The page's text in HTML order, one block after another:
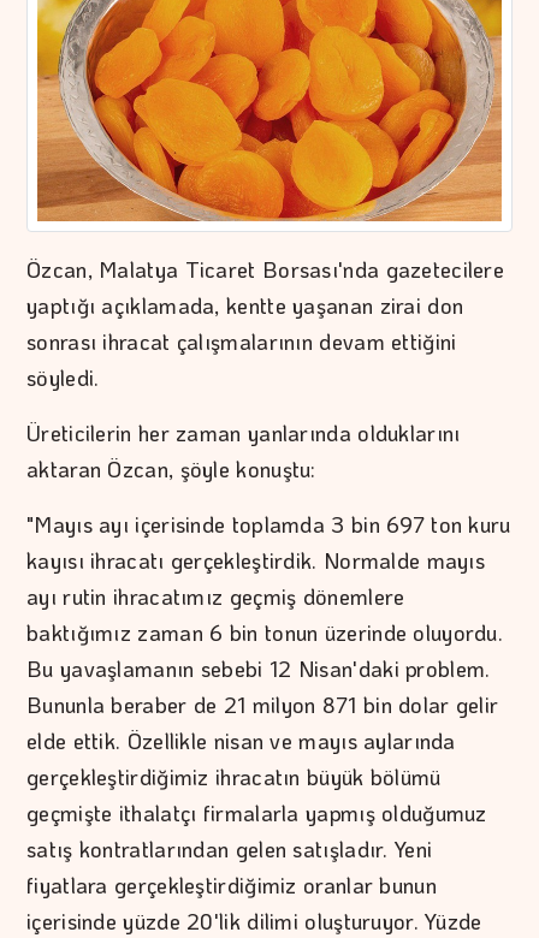
Özcan, Malatya Ticaret Borsası'nda gazetecilere
yaptığı açıklamada, kentte yaşanan zirai don
sonrası ihracat çalışmalarının devam ettiğini
söyledi.
Üreticilerin her zaman yanlarında olduklarını
aktaran Özcan, şöyle konuştu:
"Mayıs ayı içerisinde toplamda 3 bin 697 ton kuru
kayısı ihracatı gerçekleştirdik. Normalde mayıs
ayı rutin ihracatımız geçmiş dönemlere
baktığımız zaman 6 bin tonun üzerinde oluyordu.
Bu yavaşlamanın sebebi 12 Nisan'daki problem.
Bununla beraber de 21 milyon 871 bin dolar gelir
elde ettik. Özellikle nisan ve mayıs aylarında
gerçekleştirdiğimiz ihracatın büyük bölümü
geçmişte ithalatçı firmalarla yapmış olduğumuz
satış kontratlarından gelen satışladır. Yeni
fiyatlara gerçekleştirdiğimiz oranlar bunun
içerisinde yüzde 20'lik dilimi oluşturuyor. Yüzde